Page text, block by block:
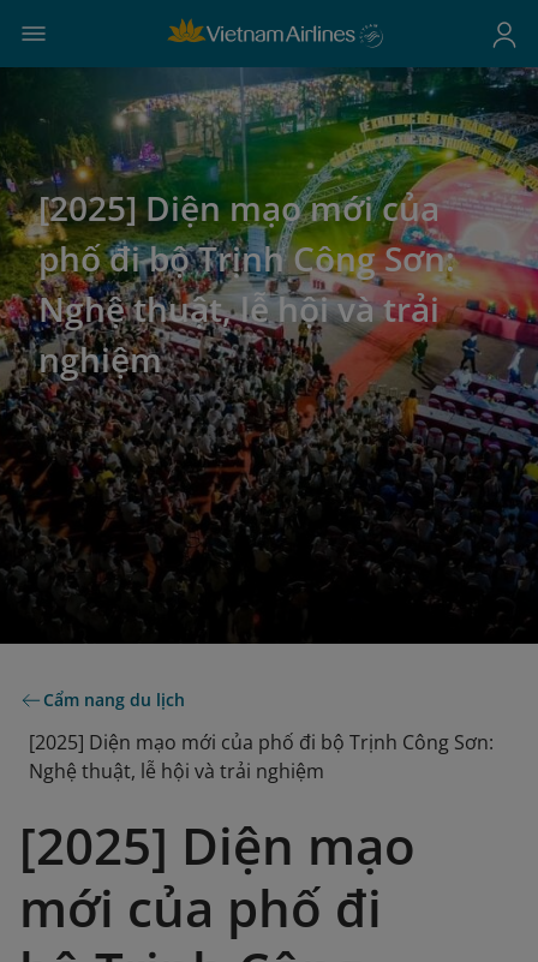
[2025] Diện mạo mới của
phố đi bộ Trịnh Công Sơn:
Nghệ thuật, lễ hội và trải
nghiệm
Cẩm nang du lịch
[2025] Diện mạo mới của phố đi bộ Trịnh Công Sơn:
Nghệ thuật, lễ hội và trải nghiệm
[2025] Diện mạo
mới của phố đi